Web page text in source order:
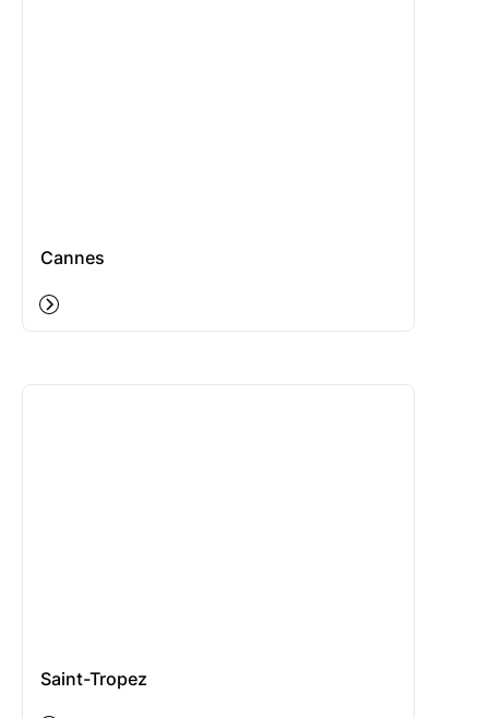
Cannes
Saint-Tropez